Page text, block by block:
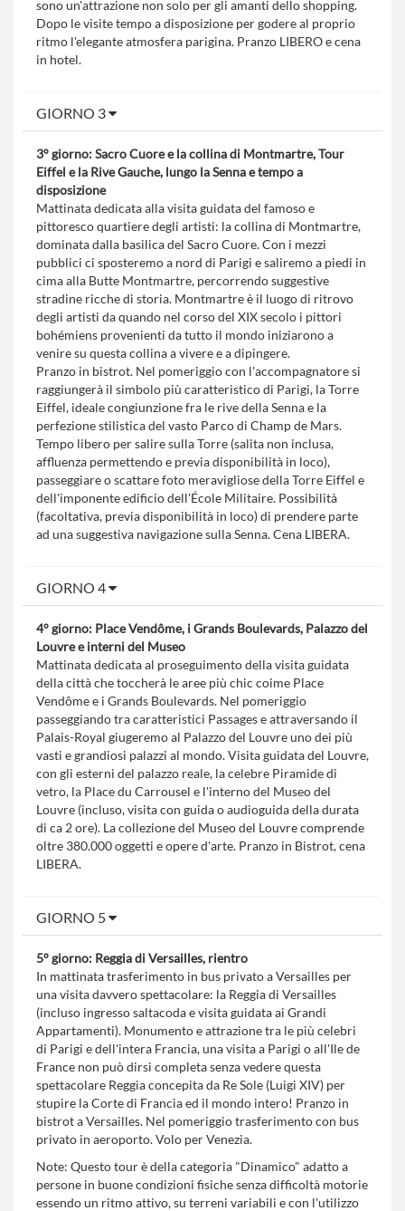
sono un'attrazione non solo per gli amanti dello shopping.
Dopo le visite tempo a disposizione per godere al proprio
ritmo l'elegante atmosfera parigina. Pranzo LIBERO e cena
in hotel.
GIORNO 3
3° giorno: Sacro Cuore e la collina di Montmartre, Tour
Eiffel e la Rive Gauche, lungo la Senna e tempo a
disposizione
Mattinata dedicata alla visita guidata del famoso e
pittoresco quartiere degli artisti: la collina di Montmartre,
dominata dalla basilica del Sacro Cuore. Con i mezzi
pubblici ci sposteremo a nord di Parigi e saliremo a piedi in
cima alla Butte Montmartre, percorrendo suggestive
stradine ricche di storia. Montmartre è il luogo di ritrovo
degli artisti da quando nel corso del XIX secolo i pittori
bohémiens provenienti da tutto il mondo iniziarono a
venire su questa collina a vivere e a dipingere.
Pranzo in bistrot. Nel pomeriggio con l'accompagnatore si
raggiungerà il simbolo più caratteristico di Parigi, la Torre
Eiffel, ideale congiunzione fra le rive della Senna e la
perfezione stilistica del vasto Parco di Champ de Mars.
Tempo libero per salire sulla Torre (salita non inclusa,
affluenza permettendo e previa disponibilità in loco),
passeggiare o scattare foto meravigliose della Torre Eiffel e
dell'imponente edificio dell'École Militaire. Possibilità
(facoltativa, previa disponibilità in loco) di prendere parte
ad una suggestiva navigazione sulla Senna. Cena LIBERA.
GIORNO 4
4° giorno: Place Vendôme, i Grands Boulevards, Palazzo del
Louvre e interni del Museo
Mattinata dedicata al proseguimento della visita guidata
della città che toccherà le aree più chic coime Place
Vendôme e i Grands Boulevards. Nel pomeriggio
passeggiando tra caratteristici Passages e attraversando il
Palais-Royal giugeremo al Palazzo del Louvre uno dei più
vasti e grandiosi palazzi al mondo. Visita guidata del Louvre,
con gli esterni del palazzo reale, la celebre Piramide di
vetro, la Place du Carrousel e l'interno del Museo del
Louvre (incluso, visita con guida o audioguida della durata
di ca 2 ore). La collezione del Museo del Louvre comprende
oltre 380.000 oggetti e opere d'arte. Pranzo in Bistrot, cena
LIBERA.
GIORNO 5
5° giorno: Reggia di Versailles, rientro
In mattinata trasferimento in bus privato a Versailles per
una visita davvero spettacolare: la Reggia di Versailles
(incluso ingresso saltacoda e visita guidata ai Grandi
Appartamenti). Monumento e attrazione tra le più celebri
di Parigi e dell'intera Francia, una visita a Parigi o all'Ile de
France non può dirsi completa senza vedere questa
spettacolare Reggia concepita da Re Sole (Luigi XIV) per
stupire la Corte di Francia ed il mondo intero! Pranzo in
bistrot a Versailles. Nel pomeriggio trasferimento con bus
privato in aeroporto. Volo per Venezia.
Note: Questo tour è della categoria "Dinamico" adatto a
persone in buone condizioni fisiche senza difficoltà motorie
essendo un ritmo attivo, su terreni variabili e con l'utilizzo